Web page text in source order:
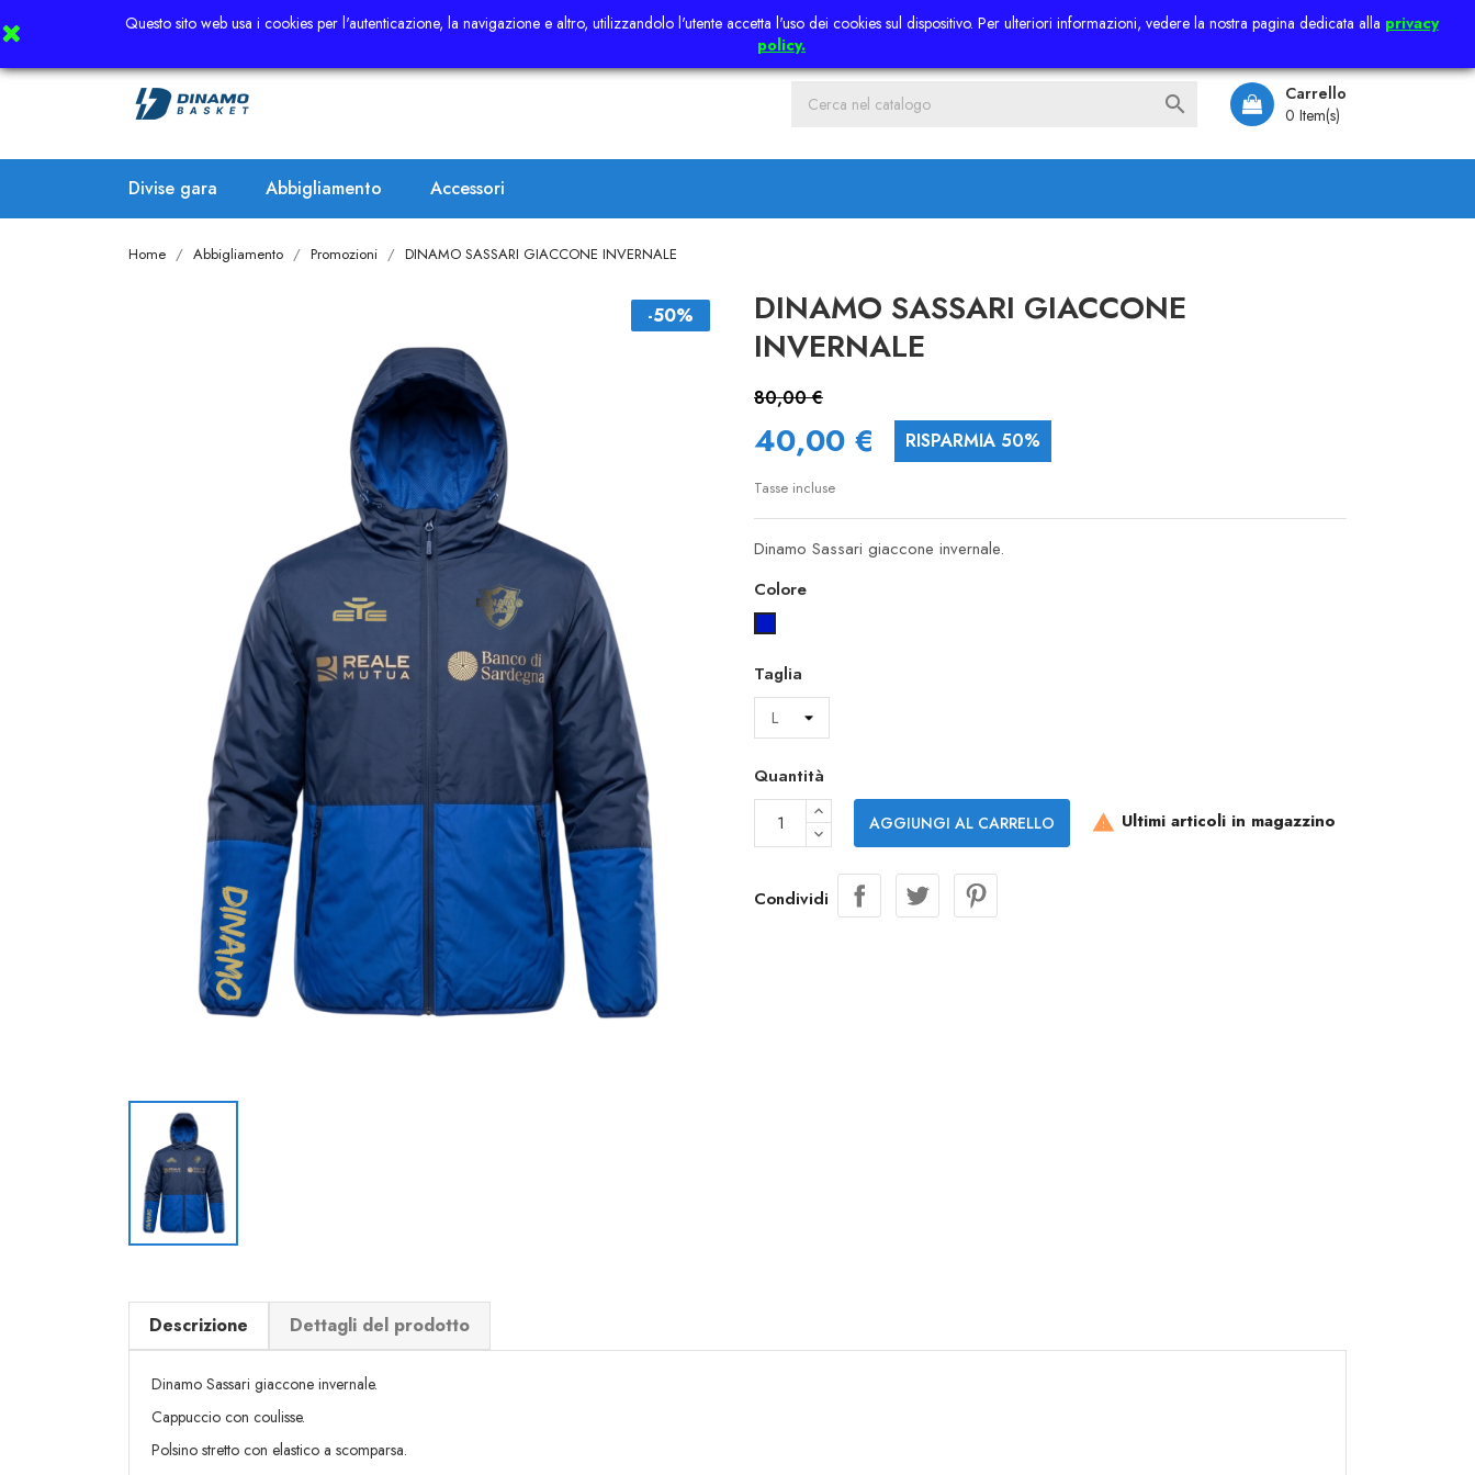
Questo sito web usa i cookies per l'autenticazione, la navigazione e altro, utilizzandolo l'utente accetta l'uso dei cookies sul dispositivo. Per ulteriori informazioni, vedere la nostra pagina dedicata alla privacy
policy.
Accedi
Carrello
0 Item(s)

Divise gara Abbigliamento Accessori
Home Abbigliamento Promozioni DINAMO SASSARI GIACCONE INVERNALE
-50%
DINAMO SASSARI GIACCONE
INVERNALE
80,00 €
40,00 € RISPARMIA 50%
Tasse incluse
Dinamo Sassari giaccone invernale.
Colore
Taglia
Quantità
AGGIUNGI AL CARRELLO  Ultimi articoli in magazzino
Condividi
Descrizione Dettagli del prodotto
Dinamo Sassari giaccone invernale.
Cappuccio con coulisse.
Polsino stretto con elastico a scomparsa.